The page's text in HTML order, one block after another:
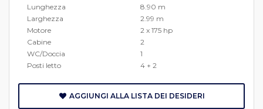
Lunghezza
8.90 m
Larghezza
2.99 m
Motore
2 x 175 hp
Cabine
2
WC/Doccia
1
Posti letto
4 + 2
AGGIUNGI ALLA LISTA DEI DESIDERI